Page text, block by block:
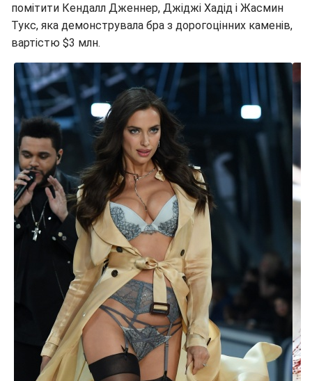
помітити Кендалл Дженнер, Джіджі Хадід і Жасмин
Тукс, яка демонструвала бра з дорогоцінних каменів,
вартістю $3 млн.